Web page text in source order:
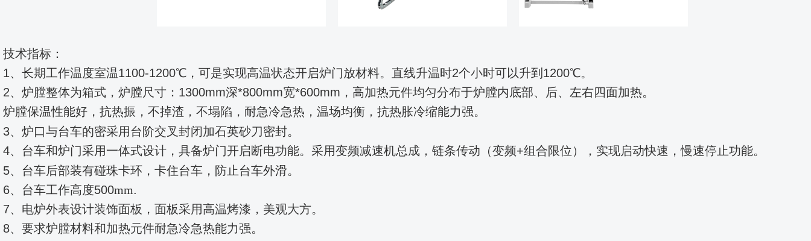
技术指标：
1、长期工作温度室温1100-1200℃，可是实现高温状态开启炉门放材料。直线升温时2个小时可以升到1200℃。
2、炉膛整体为箱式，炉膛尺寸 ： 1300mm深*800mm宽*600mm， 高加热元件均匀分布于炉膛内底部、后、左右四面加热。
炉膛保温性能好，抗热振，不掉渣，不塌陷，耐急冷急热，温场均衡，抗热胀冷缩能力强。
3、炉口与台车的密采用台阶交叉封闭加石英砂刀密封。
4、台车和炉门采用一体式设计，具备炉门开启断电功能。采用变频减速机总成，链条传动（变频+组合限位），实现启动快速，慢速停止功能。
5、 台车后部装有碰珠卡环，卡住台车，防止台车外滑。
6、台车工作高度500mm.
7、电炉外表设计装饰面板，面板采用高温烤漆，美观大方。
8、要求炉膛材料和加热元件耐急冷急热能力强。